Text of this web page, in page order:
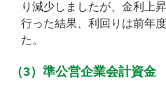
り減少しましたが、金利上
行った結果、利回りは前年
た。
（3）準公営企業会計資金